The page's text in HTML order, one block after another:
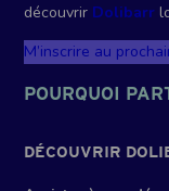
découvrir Dolibarr
M’inscrire au
POURQUOI
DÉCOUVRIR